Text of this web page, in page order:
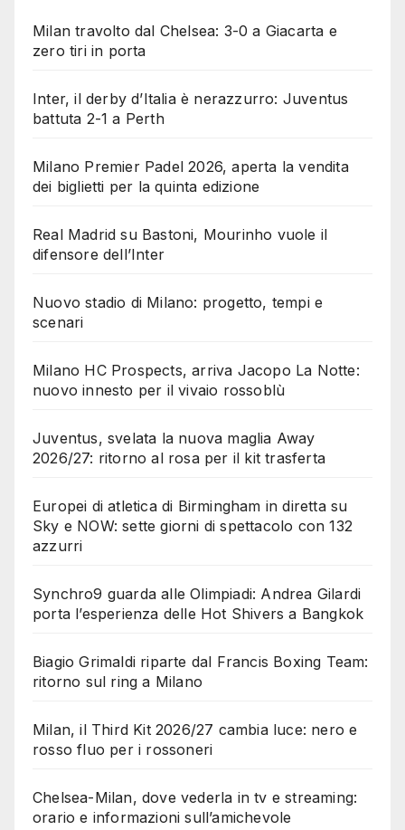
Milan travolto dal Chelsea: 3-0 a Giacarta e
zero tiri in porta
Inter, il derby d’Italia è nerazzurro: Juventus
battuta 2-1 a Perth
Milano Premier Padel 2026, aperta la vendita
dei biglietti per la quinta edizione
Real Madrid su Bastoni, Mourinho vuole il
difensore dell’Inter
Nuovo stadio di Milano: progetto, tempi e
scenari
Milano HC Prospects, arriva Jacopo La Notte:
nuovo innesto per il vivaio rossoblù
Juventus, svelata la nuova maglia Away
2026/27: ritorno al rosa per il kit trasferta
Europei di atletica di Birmingham in diretta su
Sky e NOW: sette giorni di spettacolo con 132
azzurri
Synchro9 guarda alle Olimpiadi: Andrea Gilardi
porta l’esperienza delle Hot Shivers a Bangkok
Biagio Grimaldi riparte dal Francis Boxing Team:
ritorno sul ring a Milano
Milan, il Third Kit 2026/27 cambia luce: nero e
rosso fluo per i rossoneri
Chelsea-Milan, dove vederla in tv e streaming:
orario e informazioni sull’amichevole